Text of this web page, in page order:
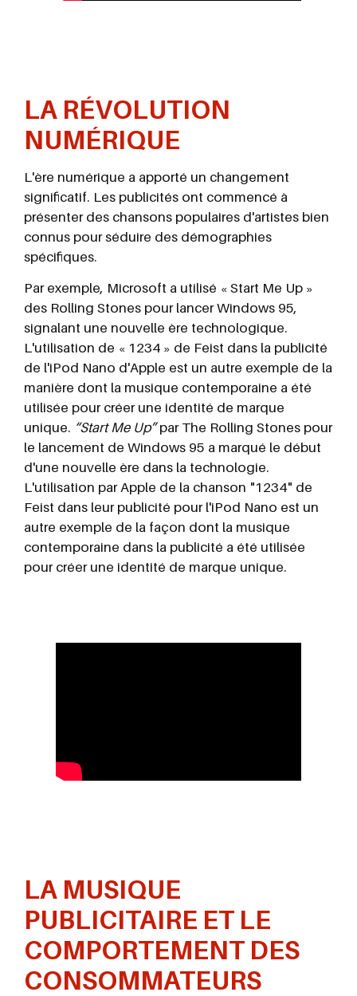
LA RÉVOLUTION
NUMÉRIQUE
L'ère numérique a apporté un changement
significatif. Les publicités ont commencé à
présenter des chansons populaires d'artistes bien
connus pour séduire des démographies
spécifiques.
Par exemple, Microsoft a utilisé « Start Me Up »
des Rolling Stones pour lancer Windows 95,
signalant une nouvelle ère technologique.
L'utilisation de « 1234 » de Feist dans la publicité
de l'iPod Nano d'Apple est un autre exemple de la
manière dont la musique contemporaine a été
utilisée pour créer une identité de marque
unique. “Start Me Up”par The Rolling Stones pour
le lancement de Windows 95 a marqué le début
d'une nouvelle ère dans la technologie.
L'utilisation par Apple de la chanson "1234" de
Feist dans leur publicité pour l'iPod Nano est un
autre exemple de la façon dont la musique
contemporaine dans la publicité a été utilisée
pour créer une identité de marque unique.
LA MUSIQUE
PUBLICITAIRE ET LE
COMPORTEMENT DES
CONSOMMATEURS